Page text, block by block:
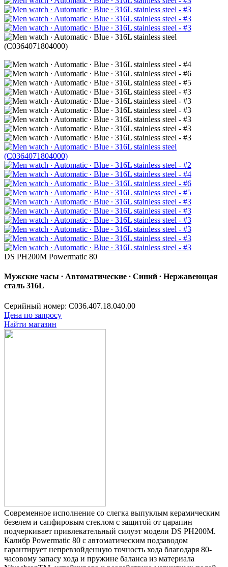
DS PH200M Powermatic 80
Мужские часы ∙ Автоматические ∙ Синий ∙ Нержавеющая
сталь 316L
Серийный номер: C036.407.18.040.00
Цена по запросу
Найти магазин
Современное исполнение со слегка выпуклым керамическим
безелем и сапфировым стеклом с защитой от царапин
подчеркивает привлекательный силуэт модели DS PH200M.
Калибр Powermatic 80 с автоматическим подзаводом
гарантирует непревзойденную точность хода благодаря 80-
часовому запасу хода и пружине баланса из материала